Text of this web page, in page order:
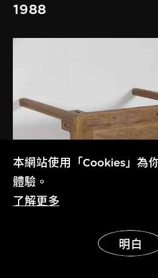
1988
本網站使用「Cookies」為
體驗。
了解更多
明白
展示更多